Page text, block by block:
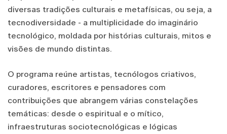
diversas tradições culturais e metafísicas, ou seja, a
tecnodiversidade - a multiplicidade do imaginário
tecnológico, moldada por histórias culturais, mitos e
visões de mundo distintas.
O programa reúne artistas, tecnólogos criativos,
curadores, escritores e pensadores com
contribuições que abrangem várias constelações
temáticas: desde o espiritual e o mítico,
infraestruturas sociotecnológicas e lógicas